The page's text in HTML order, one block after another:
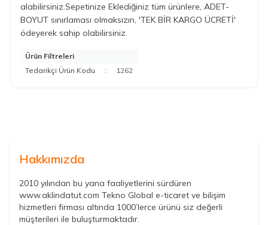
alabilirsiniz.Sepetinize Eklediğiniz tüm ürünlere, ADET-
BOYUT sınırlaması olmaksızın, 'TEK BİR KARGO ÜCRETİ'
ödeyerek sahip olabilirsiniz.
Ürün Filtreleri
Tedarikçi Ürün Kodu
: 1262
Hakkımızda
2010 yılından bu yana faaliyetlerini sürdüren
www.aklindatut.com Tekno Global e-ticaret ve bilişim
hizmetleri firması altında 1000’lerce ürünü siz değerli
müşterileri ile buluşturmaktadır.